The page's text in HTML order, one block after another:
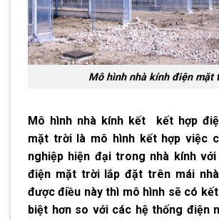
Mô hình nhà kính điện mặt
Mô hình nhà kính kết kết hợp
mặt trờilà mô hình kết hợp việc
nghiệp hiện đại trong nhà kính
điện mặt trời lắp đặt trên mái
được điều này thì mô hình sẽ có
biệt hơn so với các hệ thống điện